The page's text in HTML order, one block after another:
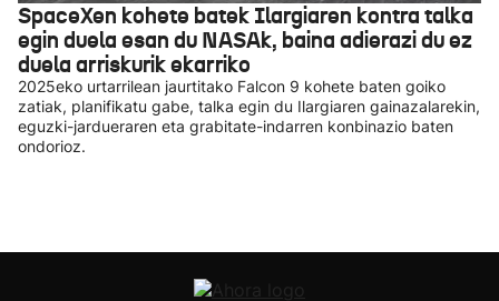
SpaceXen kohete batek Ilargiaren kontra talka
egin duela esan du NASAk, baina adierazi du ez
duela arriskurik ekarriko
2025eko urtarrilean jaurtitako Falcon 9 kohete baten goiko
zatiak, planifikatu gabe, talka egin du Ilargiaren gainazalarekin,
eguzki-jardueraren eta grabitate-indarren konbinazio baten
ondorioz.